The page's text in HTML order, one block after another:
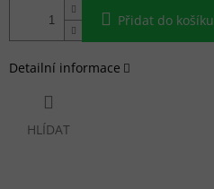
Přidat do košíku
Detailní informace
HLÍDAT